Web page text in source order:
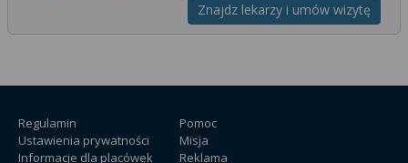
Znajdz lekarzy i umów wizytę
Regulamin
Ustawienia prywatności
Informacje dla placówek
Pomoc
Misja
Reklama